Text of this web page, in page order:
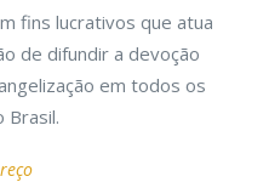
fins lucrativos que atua
de difundir a devoção
em todos os
Brasil.